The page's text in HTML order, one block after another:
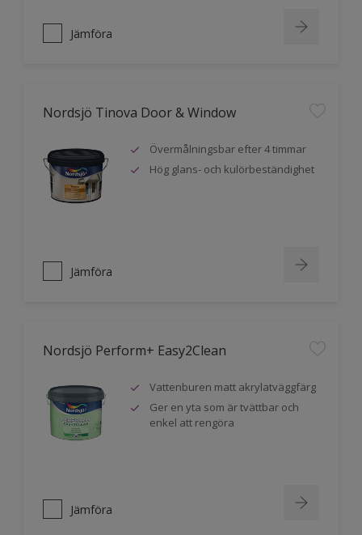
Jämföra
Nordsjö Tinova Door & Window
Övermålningsbar efter 4 timmar
Hög glans- och kulörbeständighet
Jämföra
Nordsjö Perform+ Easy2Clean
Vattenburen matt akrylatväggfärg
Ger en yta som är tvättbar och
enkel att rengöra
Jämföra